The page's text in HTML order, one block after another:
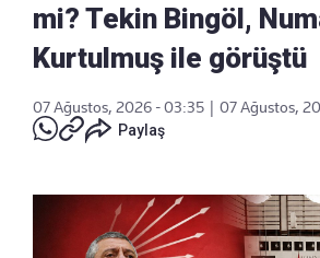
mi? Tekin Bingöl,
Kurtulmuş ile görüştü
07 Ağustos, 2026 - 03:35
07 Ağustos,
Paylaş